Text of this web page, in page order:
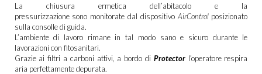
La chiusura ermetica dell’abitacolo e la
pressurizzazione sono monitorate dal dispositivo AirControlposizionato
sulla consolle di guida.
L’ambiente di lavoro rimane in tal modo sano e sicuro durante le
lavorazioni con fitosanitari.
Grazie ai filtri a carboni attivi, a bordo di Protector l’operatore respira
aria perfettamente depurata.